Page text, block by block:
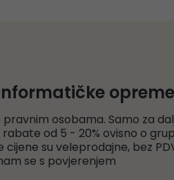
opreme
osobama. Samo za
od 5 - 20% ovisno o
cijene su veleprodajne, bez
se s povjerenjem